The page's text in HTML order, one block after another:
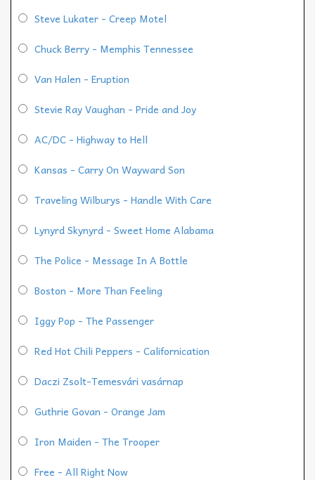
Steve Lukater - Creep Motel
Chuck Berry - Memphis Tennessee
Van Halen - Eruption
Stevie Ray Vaughan - Pride and Joy
AC/DC - Highway to Hell
Kansas - Carry On Wayward Son
Traveling Wilburys - Handle With Care
Lynyrd Skynyrd - Sweet Home Alabama
The Police - Message In A Bottle
Boston - More Than Feeling
Iggy Pop - The Passenger
Red Hot Chili Peppers - Californication
Daczi Zsolt-Temesvári vasárnap
Guthrie Govan - Orange Jam
Iron Maiden - The Trooper
Free - All Right Now